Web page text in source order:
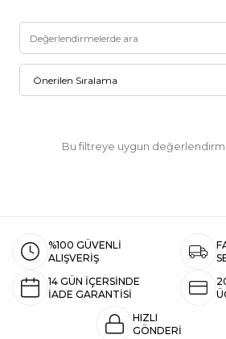
Bu filtreye uygun
%100 GÜVENLİ
ALIŞVERİŞ
14 GÜN İÇERSİNDE
İADE GARANTİSİ
HIZLI
GÖNDERİ